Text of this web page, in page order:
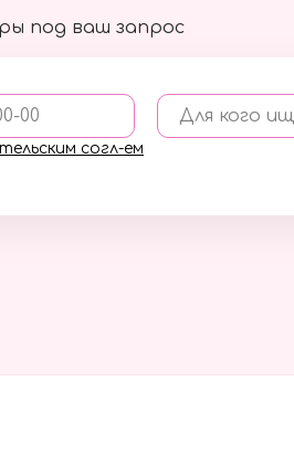
под ваш запрос
Для кого
согл-ем